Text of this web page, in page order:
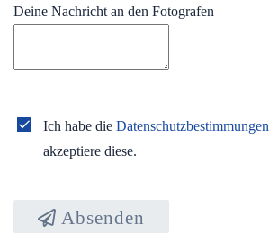
Deine Nachricht an den Fotografen
Ich habe die Datenschutzbestimmungen
akzeptiere diese.
Absenden